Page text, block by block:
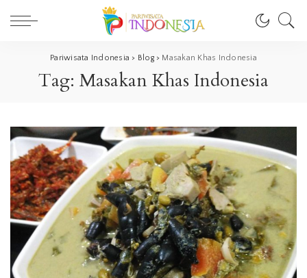
Pariwisata Indonesia > Blog> Masakan Khas Indonesia
Tag: Masakan Khas Indonesia